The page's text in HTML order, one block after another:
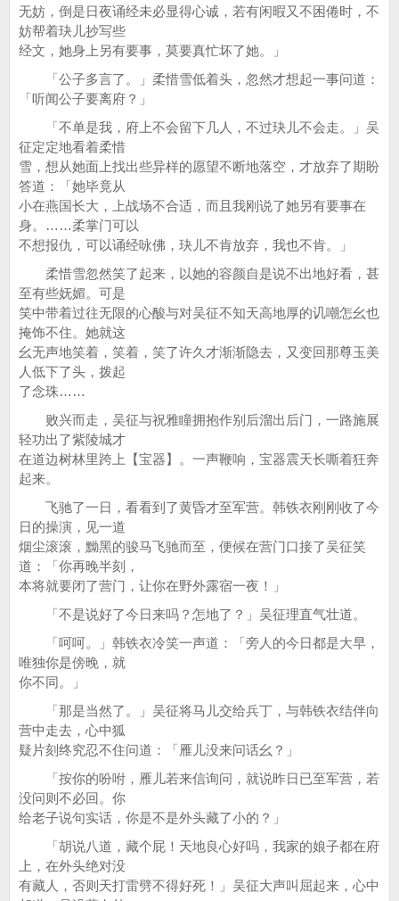
无妨，倒是日夜诵经未必显得心诚，若有闲暇又不困倦时，不
妨帮着玦儿抄写些
经文，她身上另有要事，莫要真忙坏了她。」
「公子多言了。」柔惜雪低着头，忽然才想起一事问道：
「听闻公子要离府？」
「不单是我，府上不会留下几人，不过玦儿不会走。」吴
征定定地看着柔惜
雪，想从她面上找出些异样的愿望不断地落空，才放弃了期盼
答道：「她毕竟从
小在燕国长大，上战场不合适，而且我刚说了她另有要事在
身。……柔掌门可以
不想报仇，可以诵经咏佛，玦儿不肯放弃，我也不肯。」
柔惜雪忽然笑了起来，以她的容颜自是说不出地好看，甚
至有些妩媚。可是
笑中带着过往无限的心酸与对吴征不知天高地厚的讥嘲怎幺也
掩饰不住。她就这
幺无声地笑着，笑着，笑了许久才渐渐隐去，又变回那尊玉美
人低下了头，拨起
了念珠……
败兴而走，吴征与祝雅瞳拥抱作别后溜出后门，一路施展
轻功出了紫陵城才
在道边树林里跨上【宝器】。一声鞭响，宝器震天长嘶着狂奔
起来。
飞驰了一日，看看到了黄昏才至军营。韩铁衣刚刚收了今
日的操演，见一道
烟尘滚滚，黝黑的骏马飞驰而至，便候在营门口接了吴征笑
道：「你再晚半刻，
本将就要闭了营门，让你在野外露宿一夜！」
「不是说好了今日来吗？怎地了？」吴征理直气壮道。
「呵呵。」韩铁衣冷笑一声道：「旁人的今日都是大早，
唯独你是傍晚，就
你不同。」
「那是当然了。」吴征将马儿交给兵丁，与韩铁衣结伴向
营中走去，心中狐
疑片刻终究忍不住问道：「雁儿没来问话幺？」
「按你的吩咐，雁儿若来信询问，就说昨日已至军营，若
没问则不必回。你
给老子说句实话，你是不是外头藏了小的？」
「胡说八道，藏个屁！天地良心好吗，我家的娘子都在府
上，在外头绝对没
有藏人，否则天打雷劈不得好死！」吴征大声叫屈起来，心中